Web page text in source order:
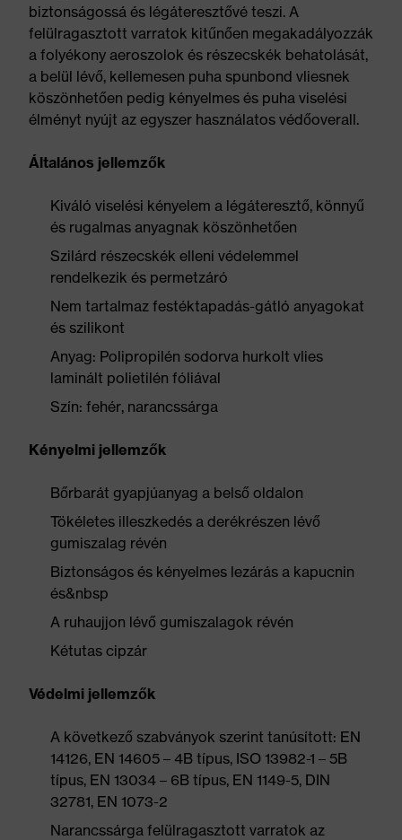
biztonságossá és légáteresztővé teszi. A
felülragasztott varratok kitűnően megakadályozzák
a folyékony aeroszolok és részecskék behatolását,
a belül lévő, kellemesen puha spunbond vliesnek
köszönhetően pedig kényelmes és puha viselési
élményt nyújt az egyszer használatos védőoverall.
Általános jellemzők
Kiváló viselési kényelem a légáteresztő, könnyű
és rugalmas anyagnak köszönhetően
Szilárd részecskék elleni védelemmel
rendelkezik és permetzáró
Nem tartalmaz festéktapadás-gátló anyagokat
és szilikont
Anyag: Polipropilén sodorva hurkolt vlies
laminált polietilén fóliával
Szín: fehér, narancssárga
Kényelmi jellemzők
Bőrbarát gyapjúanyag a belső oldalon
Tökéletes illeszkedés a derékrészen lévő
gumiszalag révén
Biztonságos és kényelmes lezárás a kapucnin
és&nbsp
A ruhaujjon lévő gumiszalagok révén
Kétutas cipzár
Védelmi jellemzők
A következő szabványok szerint tanúsított: EN
14126, EN 14605 – 4B típus, ISO 13982-1 – 5B
típus, EN 13034 – 6B típus, EN 1149-5, DIN
32781, EN 1073-2
Narancssárga felülragasztott varratok az